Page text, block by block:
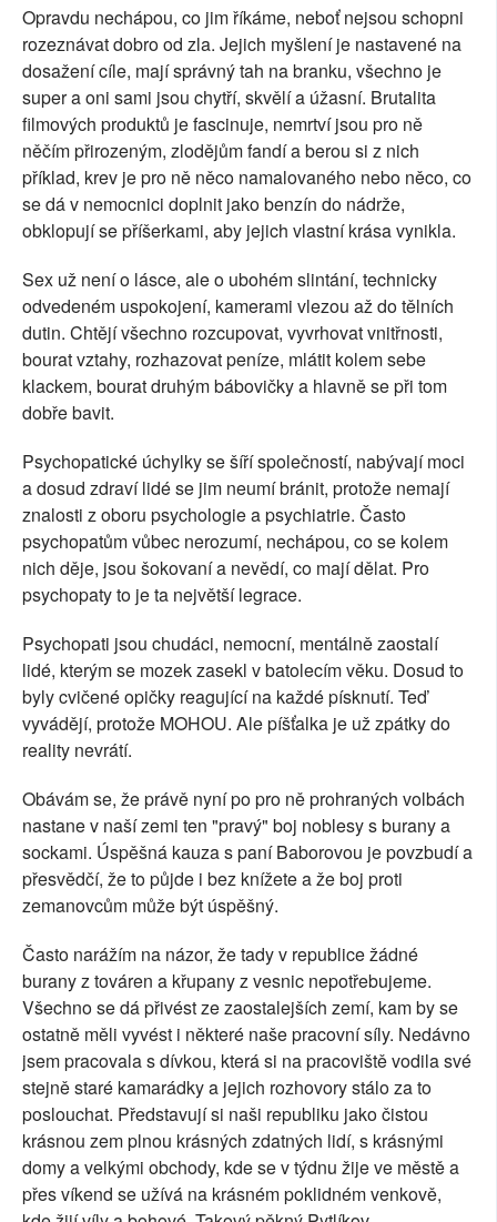
Opravdu nechápou, co jim říkáme, neboť nejsou schopni
rozeznávat dobro od zla. Jejich myšlení je nastavené na
dosažení cíle, mají správný tah na branku, všechno je
super a oni sami jsou chytří, skvělí a úžasní. Brutalita
filmových produktů je fascinuje, nemrtví jsou pro ně
něčím přirozeným, zlodějům fandí a berou si z nich
příklad, krev je pro ně něco namalovaného nebo něco, co
se dá v nemocnici doplnit jako benzín do nádrže,
obklopují se příšerkami, aby jejich vlastní krása vynikla.
Sex už není o lásce, ale o ubohém slintání, technicky
odvedeném uspokojení, kamerami vlezou až do tělních
dutin. Chtějí všechno rozcupovat, vyvrhovat vnitřnosti,
bourat vztahy, rozhazovat peníze, mlátit kolem sebe
klackem, bourat druhým bábovičky a hlavně se při tom
dobře bavit.
Psychopatické úchylky se šíří společností, nabývají moci
a dosud zdraví lidé se jim neumí bránit, protože nemají
znalosti z oboru psychologie a psychiatrie. Často
psychopatům vůbec nerozumí, nechápou, co se kolem
nich děje, jsou šokovaní a nevědí, co mají dělat. Pro
psychopaty to je ta největší legrace.
Psychopati jsou chudáci, nemocní, mentálně zaostalí
lidé, kterým se mozek zasekl v batolecím věku. Dosud to
byly cvičené opičky reagující na každé písknutí. Teď
vyvádějí, protože MOHOU. Ale píšťalka je už zpátky do
reality nevrátí.
Obávám se, že právě nyní po pro ně prohraných volbách
nastane v naší zemi ten "pravý" boj noblesy s burany a
sockami. Úspěšná kauza s paní Baborovou je povzbudí a
přesvědčí, že to půjde i bez knížete a že boj proti
zemanovcům může být úspěšný.
Často narážím na názor, že tady v republice žádné
burany z továren a křupany z vesnic nepotřebujeme.
Všechno se dá přivést ze zaostalejších zemí, kam by se
ostatně měli vyvést i některé naše pracovní síly. Nedávno
jsem pracovala s dívkou, která si na pracoviště vodila své
stejně staré kamarádky a jejich rozhovory stálo za to
poslouchat. Představují si naši republiku jako čistou
krásnou zem plnou krásných zdatných lidí, s krásnými
domy a velkými obchody, kde se v týdnu žije ve městě a
přes víkend se užívá na krásném poklidném venkově,